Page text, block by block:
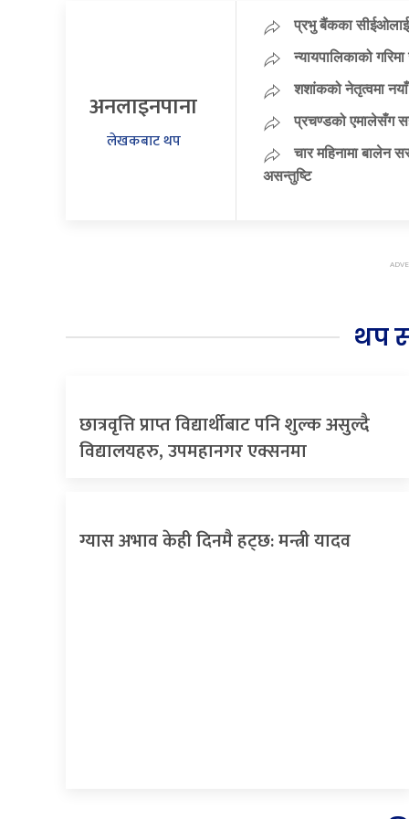
अनलाइनपाना
लेखकबाट थप
प्रभु बैंकका
न्यायपालिकाको
शशांकको नेतृत्वमा
प्रचण्डको एमालेसँग
चार महिनामा बालेन
असन्तुष्टि
थप
छात्रवृत्ति प्राप्त विद्यार्थीबाट पनि शुल्क असुल्दै
विद्यालयहरु, उपमहानगर एक्सनमा
ग्यास अभाव केही दिनमै हट्छ: मन्त्री यादव